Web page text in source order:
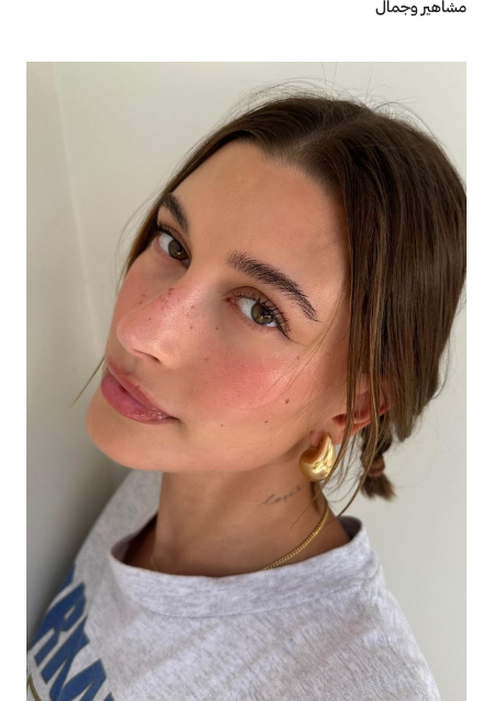
مشاهير وجمال